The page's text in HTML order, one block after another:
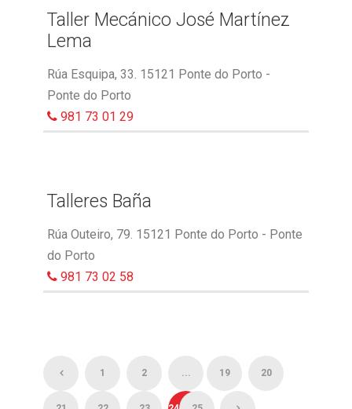
Taller Mecánico José Martínez
Lema
Rúa Esquipa, 33. 15121 Ponte do Porto -
Ponte do Porto
981 73 01 29
Talleres Baña
Rúa Outeiro, 79. 15121 Ponte do Porto - Ponte
do Porto
981 73 02 58
1 2 ... 19 20